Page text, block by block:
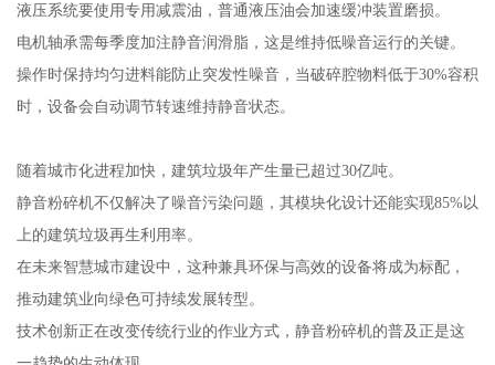
液压系统要使用专用减震油，普通液压油会加速缓冲装置磨损。
电机轴承需每季度加注静音润滑脂，这是维持低噪音运行的关键。
操作时保持均匀进料能防止突发性噪音，当破碎腔物料低于30%容积
时，设备会自动调节转速维持静音状态。
随着城市化进程加快，建筑垃圾年产生量已超过30亿吨。
静音粉碎机不仅解决了噪音污染问题，其模块化设计还能实现85%以
上的建筑垃圾再生利用率。
在未来智慧城市建设中，这种兼具环保与高效的设备将成为标配，
推动建筑业向绿色可持续发展转型。
技术创新正在改变传统行业的作业方式，静音粉碎机的普及正是这